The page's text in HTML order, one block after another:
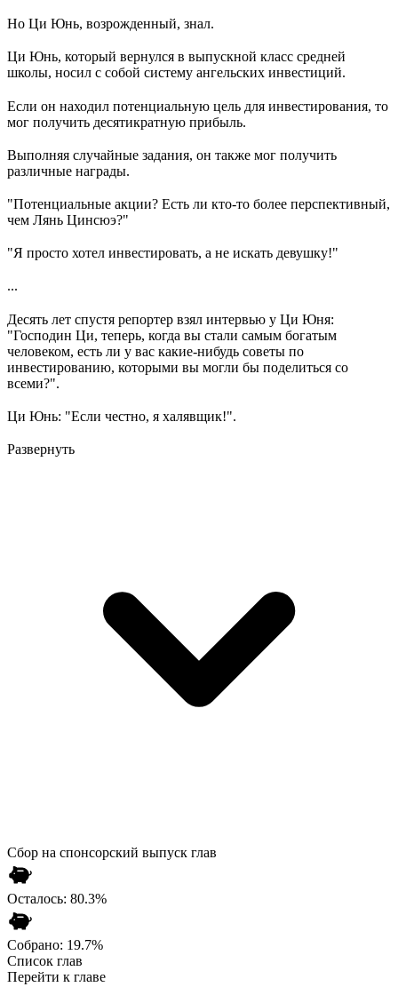
Но Ци Юнь, возрожденный, знал.
Ци Юнь, который вернулся в выпускной класс средней
школы, носил с собой систему ангельских инвестиций.
Если он находил потенциальную цель для инвестирования, то
мог получить десятикратную прибыль.
Выполняя случайные задания, он также мог получить
различные награды.
"Потенциальные акции? Есть ли кто-то более перспективный,
чем Лянь Цинсюэ?"
"Я просто хотел инвестировать, а не искать девушку!"
...
Десять лет спустя репортер взял интервью у Ци Юня:
"Господин Ци, теперь, когда вы стали самым богатым
человеком, есть ли у вас какие-нибудь советы по
инвестированию, которыми вы могли бы поделиться со
всеми?".
Ци Юнь: "Если честно, я халявщик!".
Развернуть
Сбор на спонсорский выпуск глав
Осталось: 80.3%
Собрано: 19.7%
Список глав
Перейти к главе